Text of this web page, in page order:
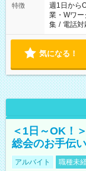
特徴 週1日から
業・Wワー
集 / 電話対
気になる！
＜1日～OK！
総会のお手伝い
アルバイト 職種未